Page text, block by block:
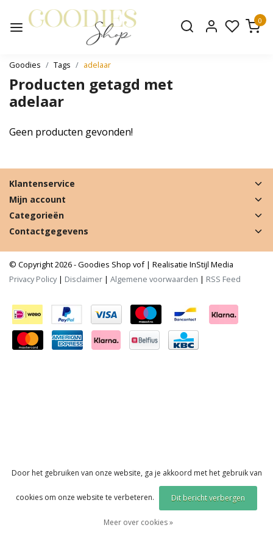
0
Goodies Tags adelaar
Producten getagd met
adelaar
Geen producten gevonden!
Klantenservice
Mijn account
Categorieën
Contactgegevens
© Copyright 2026 - Goodies Shop vof | Realisatie InStijl Media
Privacy Policy| Disclaimer | Algemene voorwaarden | RSS Feed
Door het gebruiken van onze website, ga je akkoord met het gebruik van
cookies om onze website te verbeteren. Dit bericht verbergen
Meer over cookies »